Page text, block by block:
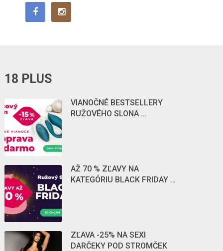
18 PLUS
VIANOČNÉ BESTSELLERY
RUŽOVÉHO SLONA …
AŽ 70 % ZĽAVY NA
KATEGÓRIU BLACK FRIDAY …
ZĽAVA -25% NA SEXI
DARČEKY POD STROMČEK